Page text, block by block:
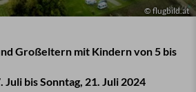
© flugbild.at
Großeltern mit Kindern von 5 bis
bis Sonntag, 21. Juli 2024